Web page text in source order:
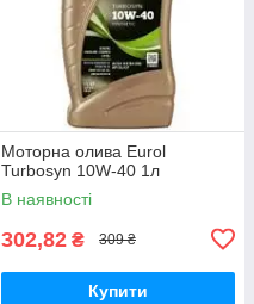
Моторна олива Eurol
Turbosyn 10W-40 1л
В наявності
302,82 ₴ 309 ₴
Купити